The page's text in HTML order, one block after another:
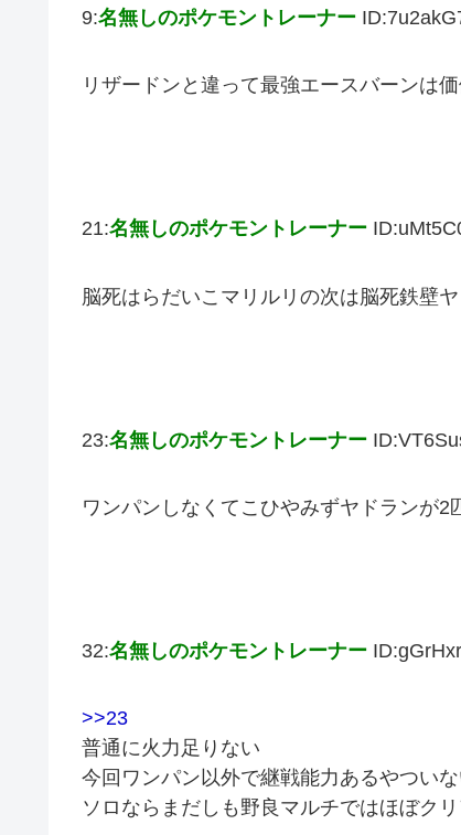
9:名無しのポケモントレーナー
リザードンと違って最強エースバーンは
21:名無しのポケモントレーナー
脳死はらだいこマリルリの次は脳死鉄壁
23:名無しのポケモントレーナー
ワンパンしなくてこひやみずヤドランが2
32:名無しのポケモントレーナー
>>23
普通に火力足りない
今回ワンパン以外で継戦能力あるやついな
ソロならまだしも野良マルチではほぼク